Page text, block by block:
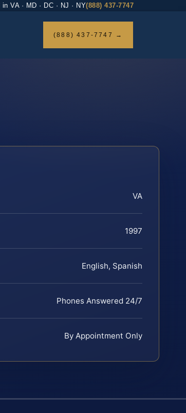
VA · MD · DC · NJ · NY(888) 437-7747
(888) 437-7747 →
VA
1997
English, Spanish
Phones Answered 24/7
By Appointment Only